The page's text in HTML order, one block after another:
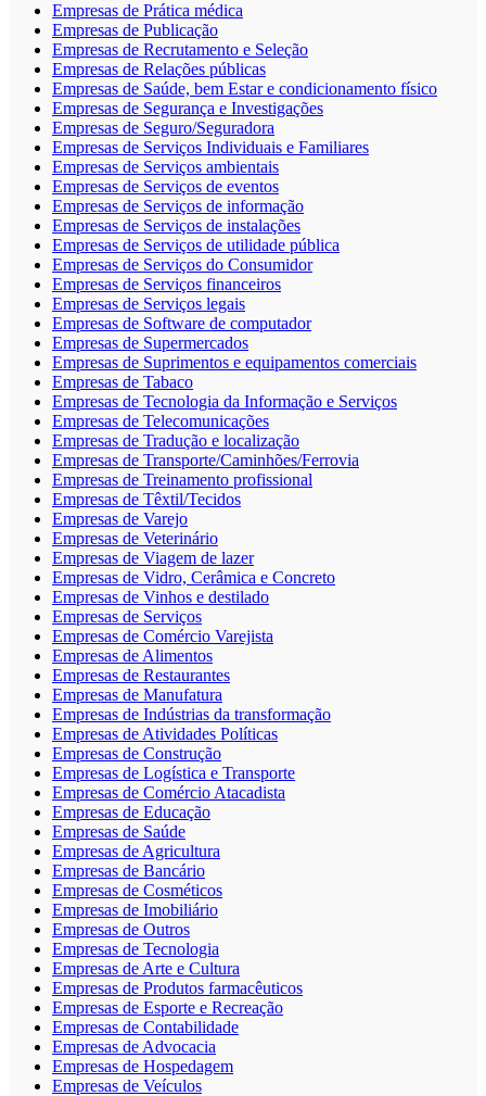
Empresas de Prática médica
Empresas de Publicação
Empresas de Recrutamento e Seleção
Empresas de Relações públicas
Empresas de Saúde, bem Estar e condicionamento físico
Empresas de Segurança e Investigações
Empresas de Seguro/Seguradora
Empresas de Serviços Individuais e Familiares
Empresas de Serviços ambientais
Empresas de Serviços de eventos
Empresas de Serviços de informação
Empresas de Serviços de instalações
Empresas de Serviços de utilidade pública
Empresas de Serviços do Consumidor
Empresas de Serviços financeiros
Empresas de Serviços legais
Empresas de Software de computador
Empresas de Supermercados
Empresas de Suprimentos e equipamentos comerciais
Empresas de Tabaco
Empresas de Tecnologia da Informação e Serviços
Empresas de Telecomunicações
Empresas de Tradução e localização
Empresas de Transporte/Caminhões/Ferrovia
Empresas de Treinamento profissional
Empresas de Têxtil/Tecidos
Empresas de Varejo
Empresas de Veterinário
Empresas de Viagem de lazer
Empresas de Vidro, Cerâmica e Concreto
Empresas de Vinhos e destilado
Empresas de Serviços
Empresas de Comércio Varejista
Empresas de Alimentos
Empresas de Restaurantes
Empresas de Manufatura
Empresas de Indústrias da transformação
Empresas de Atividades Políticas
Empresas de Construção
Empresas de Logística e Transporte
Empresas de Comércio Atacadista
Empresas de Educação
Empresas de Saúde
Empresas de Agricultura
Empresas de Bancário
Empresas de Cosméticos
Empresas de Imobiliário
Empresas de Outros
Empresas de Tecnologia
Empresas de Arte e Cultura
Empresas de Produtos farmacêuticos
Empresas de Esporte e Recreação
Empresas de Contabilidade
Empresas de Advocacia
Empresas de Hospedagem
Empresas de Veículos